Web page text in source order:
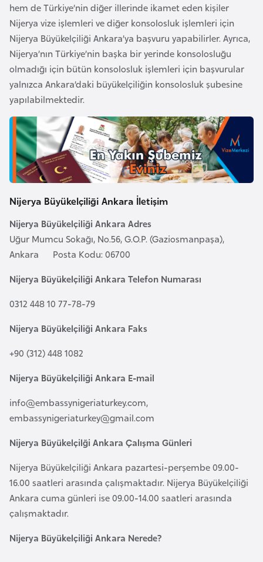
hem de Türkiye’nin diğer illerinde ikamet eden kişiler
Nijerya vize işlemleri ve diğer konsolosluk işlemleri için
Nijerya Büyükelçiliği Ankara’ya başvuru yapabilirler. Ayrıca,
Nijerya’nın Türkiye’nin başka bir yerinde konsolosluğu
olmadığı için bütün konsolosluk işlemleri için başvurular
yalnızca Ankara’daki büyükelçiliğin konsolosluk şubesine
yapılabilmektedir.
Nijerya Büyükelçiliği Ankara İletişim
Nijerya Büyükelçiliği Ankara Adres
Uğur Mumcu Sokağı, No.56, G.O.P. (Gaziosmanpaşa),
Ankara Posta Kodu: 06700
Nijerya Büyükelçiliği Ankara Telefon Numarası
0312 448 10 77-78-79
Nijerya Büyükelçiliği Ankara Faks
+90 (312) 448 1082
Nijerya Büyükelçiliği Ankara E-mail
info@embassynigeriaturkey.com,
embassynigeriaturkey@gmail.com
Nijerya Büyükelçilği Ankara Çalışma Günleri
Nijerya Büyükelçiliği Ankara pazartesi-perşembe 09.00-
16.00 saatleri arasında çalışmaktadır. Nijerya Büyükelçiliği
Ankara cuma günleri ise 09.00-14.00 saatleri arasında
çalışmaktadır.
Nijerya Büyükelçiliği Ankara Nerede?
B
a
h
r
e
y
B
a
n
l
a
d
e
B
l
a
u
s
e
l
ç
i
k